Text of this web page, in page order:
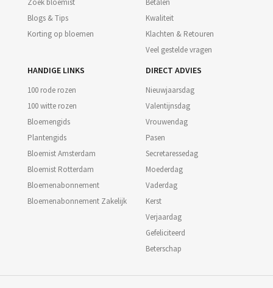
Zoek bloemist
Blogs & Tips
Korting op bloemen
Betalen
Kwaliteit
Klachten & Retouren
Veel gestelde vragen
HANDIGE LINKS
100 rode rozen
100 witte rozen
Bloemengids
Plantengids
Bloemist Amsterdam
Bloemist Rotterdam
Bloemenabonnement
Bloemenabonnement Zakelijk
DIRECT ADVIES
Nieuwjaarsdag
Valentijnsdag
Vrouwendag
Pasen
Secretaressedag
Moederdag
Vaderdag
Kerst
Verjaardag
Gefeliciteerd
Beterschap